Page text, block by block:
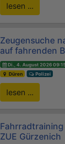
lesen ...
Zeugensuche
auf fahrenden
Di., 4. August 2026
Düren
Polizei
lesen ...
ZUE Gürzenich